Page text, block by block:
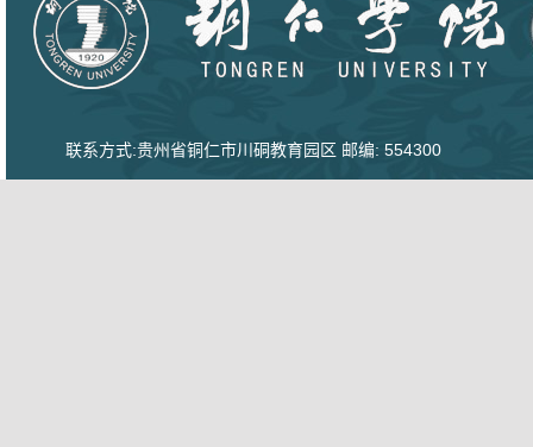
联系方式:贵州省铜仁市川硐教育园区 邮编: 554300